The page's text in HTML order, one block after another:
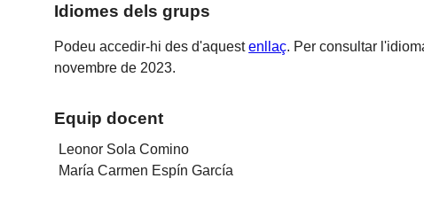
Idiomes dels grups
Podeu accedir-hi des d'aquestenllaç. Per consultar
novembre de 2023.
Equip docent
Leonor Sola Comino
María Carmen Espín García